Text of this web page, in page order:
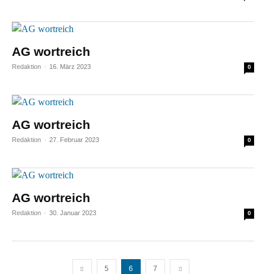
AG wortreich
Redaktion - 16. März 2023 0
AG wortreich
Redaktion - 27. Februar 2023 0
AG wortreich
Redaktion - 30. Januar 2023 0
5 6 7